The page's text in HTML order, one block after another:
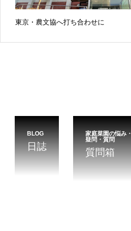
東京・農文協へ打ち合わせに
BLOG
日誌
家庭菜園の悩み・
疑問・質問
質問箱